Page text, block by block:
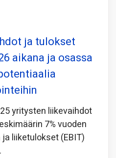
ja tulokset
aikana ja osassa
yritysten liikevaihdot
7% vuoden
liiketulokset (EBIT)